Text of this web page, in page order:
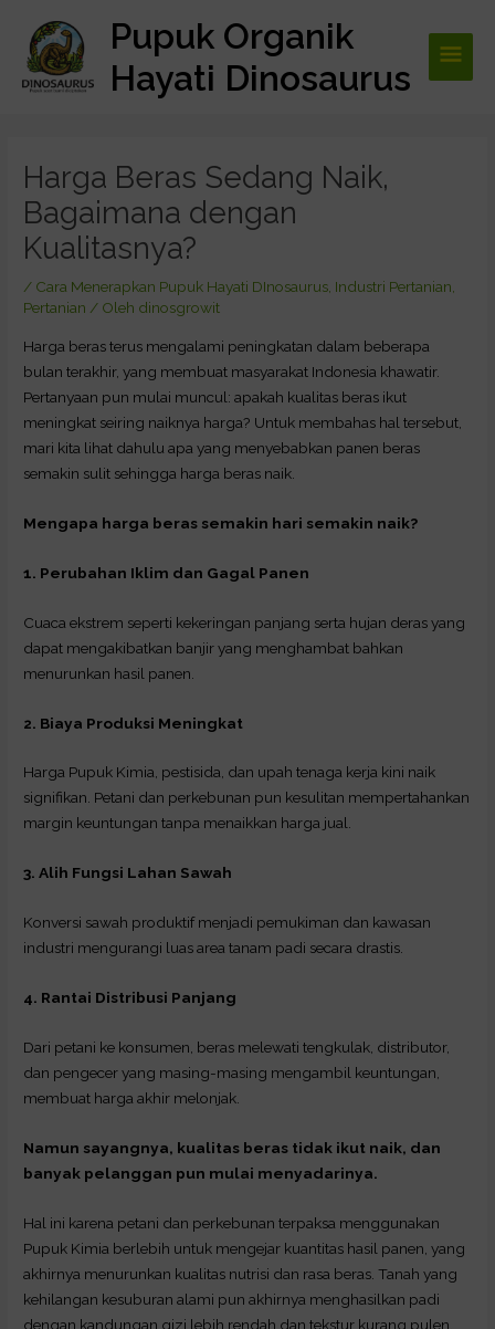
konten
Pupuk Organik
Hayati Dinosaurus
Harga Beras Sedang Naik,
Bagaimana dengan
Kualitasnya?
/ Cara Menerapkan Pupuk Hayati DInosaurus, Industri Pertanian,
Pertanian / Oleh dinosgrowit
Harga beras terus mengalami peningkatan dalam beberapa
bulan terakhir, yang membuat masyarakat Indonesia khawatir.
Pertanyaan pun mulai muncul: apakah kualitas beras ikut
meningkat seiring naiknya harga? Untuk membahas hal tersebut,
mari kita lihat dahulu apa yang menyebabkan panen beras
semakin sulit sehingga harga beras naik.
Mengapa harga beras semakin hari semakin naik?
1. Perubahan Iklim dan Gagal Panen
Cuaca ekstrem seperti kekeringan panjang serta hujan deras yang
dapat mengakibatkan banjir yang menghambat bahkan
menurunkan hasil panen.
2. Biaya Produksi Meningkat
Harga Pupuk Kimia, pestisida, dan upah tenaga kerja kini naik
signifikan. Petani dan perkebunan pun kesulitan mempertahankan
margin keuntungan tanpa menaikkan harga jual.
3. Alih Fungsi Lahan Sawah
Konversi sawah produktif menjadi pemukiman dan kawasan
industri mengurangi luas area tanam padi secara drastis.
4. Rantai Distribusi Panjang
Dari petani ke konsumen, beras melewati tengkulak, distributor,
dan pengecer yang masing-masing mengambil keuntungan,
membuat harga akhir melonjak.
Namun sayangnya, kualitas beras tidak ikut naik, dan
banyak pelanggan pun mulai menyadarinya.
Hal ini karena petani dan perkebunan terpaksa menggunakan
Pupuk Kimia berlebih untuk mengejar kuantitas hasil panen, yang
akhirnya menurunkan kualitas nutrisi dan rasa beras. Tanah yang
kehilangan kesuburan alami pun akhirnya menghasilkan padi
dengan kandungan gizi lebih rendah dan tekstur kurang pulen.